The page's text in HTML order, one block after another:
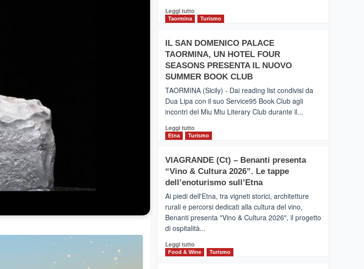
operato
da
Leggi tuttoLeggi
PIEDIMONTE
ETNEO
–
Meta
privilegiata
secondo
i
di
Airbnb.
la
Valle
Alcantara
nei
primi
classifica
siciliana
Taormina Turismo
IL SAN DOMENICO PALACE
TAORMINA, UN HOTEL FOUR
SEASONS PRESENTA IL NUOVO
SUMMER BOOK CLUB
TAORMINA (Sicily) - Dai reading list condivisi da
Dua Lipa con il suo Service95 Book Club agli
incontri del Miu Miu Literary Club durante il...
Leggi tuttoLeggi
di
IL
SAN
DOMENICO
TAORMINA,
UN
HOTEL
FOUR
PRESENTA
IL
Etna Turismo
VIAGRANDE (Ct) – Benanti presenta
“Vino & Cultura 2026”. Le tappe
dell’enoturismo sull’Etna
Ai piedi dell'Etna, tra vigneti storici, architetture
rurali e percorsi dedicati alla cultura del vino,
Benanti presenta "Vino & Cultura 2026", il progetto
di ospitalità...
Leggi tuttoLeggi
di
Food & Wine Turismo